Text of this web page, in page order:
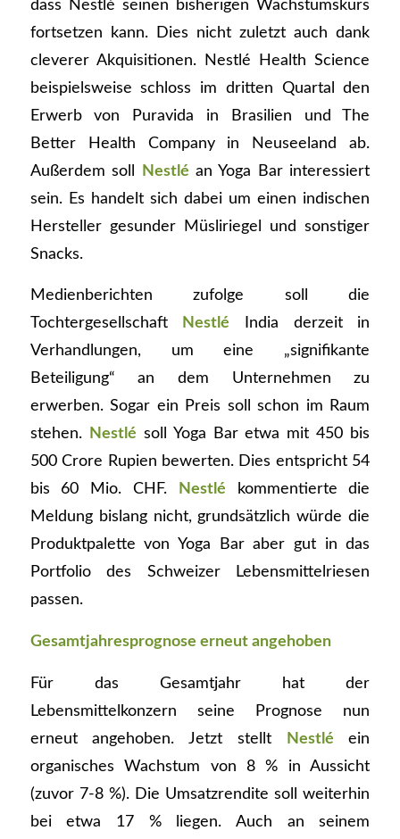
dass Nestlé seinen bisherigen Wachstumskurs
fortsetzen kann. Dies nicht zuletzt auch dank
cleverer Akquisitionen. Nestlé Health Science
beispielsweise schloss im dritten Quartal den
Erwerb von Puravida in Brasilien und The
Better Health Company in Neuseeland ab.
Außerdem soll
Nestlé an Yoga Bar interessiert
sein. Es handelt sich dabei um einen indischen
Hersteller gesunder Müsliriegel und sonstiger
Snacks.
Medienberichten zufolge soll die
Tochtergesellschaft
Nestlé India derzeit in
Verhandlungen, um eine „signifikante
Beteiligung“ an dem Unternehmen zu
erwerben. Sogar ein Preis soll schon im Raum
stehen. Nestlé soll Yoga Bar etwa mit 450 bis
500 Crore Rupien bewerten. Dies entspricht 54
bis 60 Mio. CHF.
Nestlé kommentierte die
Meldung bislang nicht, grundsätzlich würde die
Produktpalette von Yoga Bar aber gut in das
Portfolio des Schweizer Lebensmittelriesen
passen.
Gesamtjahresprognose erneut angehoben
Für das Gesamtjahr hat der
Lebensmittelkonzern seine Prognose nun
erneut angehoben. Jetzt stellt
Nestlé ein
organisches Wachstum von 8 % in Aussicht
(zuvor 7-8 %). Die Umsatzrendite soll weiterhin
bei etwa 17 % liegen. Auch an seinem